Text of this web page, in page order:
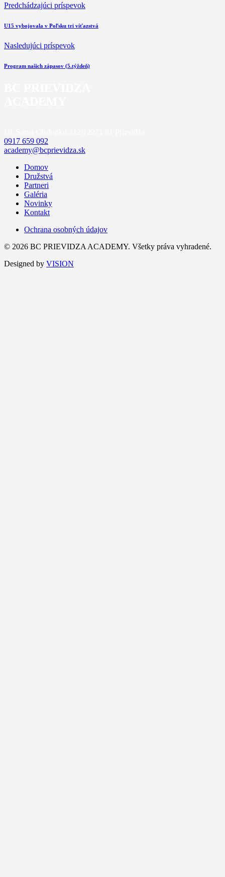
Predchádzajúci príspevok
U15 vybojovala v Poľsku tri víťazstvá
Nasledujúci príspevok
Program našich zápasov (5.týždeň)
0917 659 092
academy@bcprievidza.sk
Domov
Družstvá
Partneri
Galéria
Novinky
Kontakt
Ochrana osobných údajov
© 2026 BC PRIEVIDZA ACADEMY. Všetky práva vyhradené.
Designed by VISION